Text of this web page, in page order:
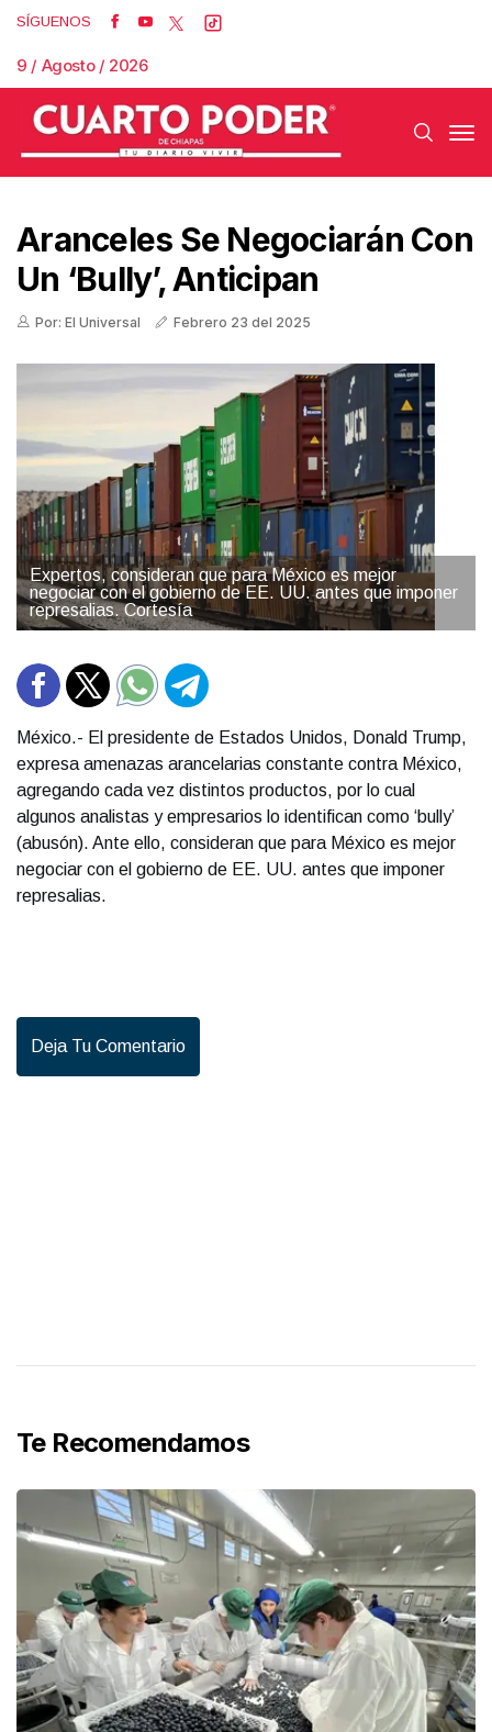
SÍGUENOS
9 / Agosto / 2026
Aranceles Se Negociarán Con
Un ‘bully’, Anticipan
Por: El Universal Febrero 23 del 2025
Expertos, consideran que para México es mejor
negociar con el gobierno de EE. UU. antes que imponer
represalias. Cortesía
México.- El presidente de Estados Unidos, Donald Trump,
expresa amenazas arancelarias constante contra México,
agregando cada vez distintos productos, por lo cual
algunos analistas y empresarios lo identifican como ‘bully’
(abusón). Ante ello, consideran que para México es mejor
negociar con el gobierno de EE. UU. antes que imponer
represalias.
Deja Tu Comentario
Te Recomendamos